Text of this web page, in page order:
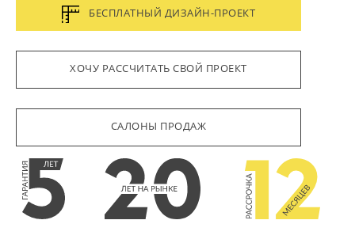
БЕСПЛАТНЫЙ ДИЗАЙН-ПРОЕКТ
ХОЧУ РАССЧИТАТЬ СВОЙ ПРОЕКТ
САЛОНЫ ПРОДАЖ